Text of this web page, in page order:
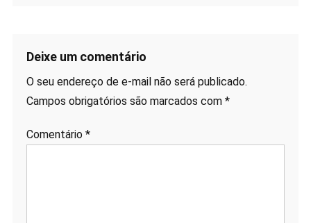
Deixe um comentário
O seu endereço de e-mail não será publicado.
Campos obrigatórios são marcados com *
Comentário *